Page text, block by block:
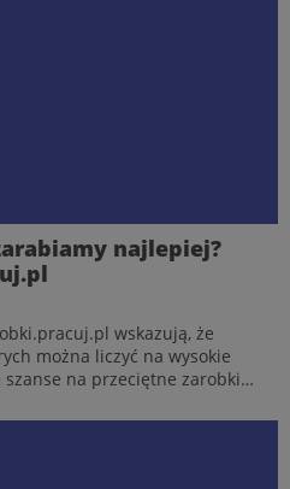
w I kw. 2017
Pracuj.pl opublikowano 138
11% wzrost liczby
do pierwszego kwartału
ubezpieczenia ora...
najlepiej?
wskazują, że
można liczyć na wysokie
na przeciętne zarobki
kierunków t...